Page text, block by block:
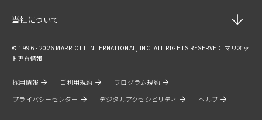
当社について
© 1996 - 2026 MARRIOTT INTERNATIONAL, INC. ALL RIGHTS RESERVED. マリオッ
ト専有情報
採用情報 ご利用規約
プログラム規約
プライバシーセンター
デジタルアクセシビリティ ヘルプ